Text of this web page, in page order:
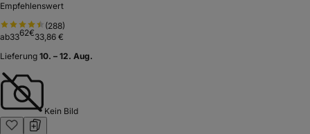
Empfehlenswert
(288)
ab3362€33,86 €
Lieferung 10. – 12. Aug.
Kein Bild